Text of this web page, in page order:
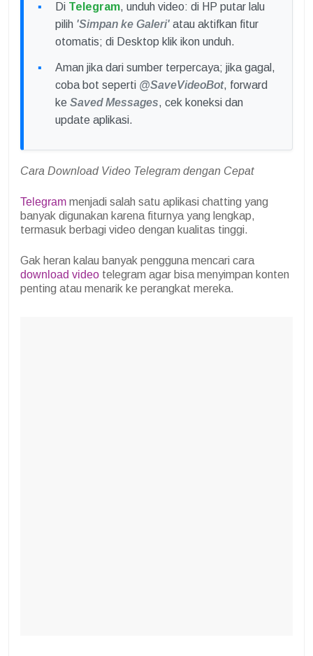
Di Telegram, unduh video: di HP putar lalu
pilih 'Simpan ke Galeri' atau aktifkan fitur
otomatis; di Desktop klik ikon unduh.
Aman jika dari sumber terpercaya; jika gagal,
coba bot seperti @SaveVideoBot, forward
ke Saved Messages, cek koneksi dan
update aplikasi.
Cara Download Video Telegram dengan Cepat
Telegram menjadi salah satu aplikasi chatting yang
banyak digunakan karena fiturnya yang lengkap,
termasuk berbagi video dengan kualitas tinggi.
Gak heran kalau banyak pengguna mencari cara
download video telegram agar bisa menyimpan konten
penting atau menarik ke perangkat mereka.